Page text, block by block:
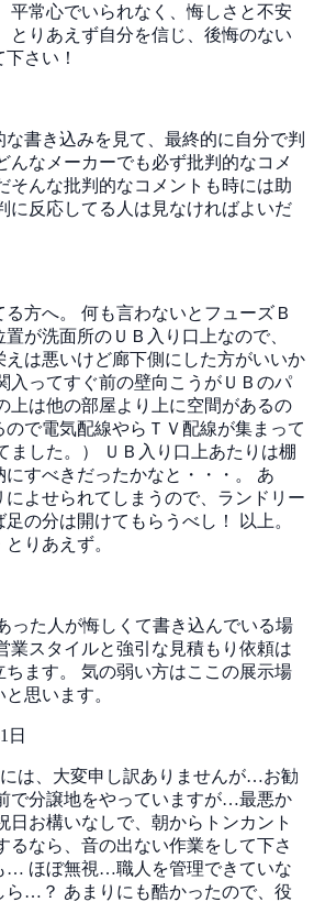
平常心でいられなく、悔しさと不安
とりあえず自分を信じ、後悔のない
さい！
書き込みを見て、最終的に自分で判
んなメーカーでも必ず批判的なコメ
そんな批判的なコメントも時には助
に反応してる人は見なければよいだ
方へ。 何も言わないとフューズＢ
が洗面所のＵＢ入り口上なので、
は悪いけど廊下側にした方がいいか
入ってすぐ前の壁向こうがＵＢのパ
上は他の部屋より上に空間があるの
ので電気配線やらＴＶ配線が集まって
ました。）
ＵＢ入り口上あたりは棚
すべきだったかなと・・・。 あ
によせられてしまうので、ランドリー
の分は開けてもらうべし！
以上。
りあえず。
った人が悔しくて書き込んでいる場
業スタイルと強引な見積もり依頼は
ます。 気の弱い方はここの展示場
思います。
日
は、大変申し訳ありませんが…お勧
で分譲地をやっていますが…最悪か
日お構いなしで、朝からトンカント
るなら、音の出ない作業をして下さ
… ほぼ無視…職人を管理できていな
ら…？ あまりにも酷かったので、役